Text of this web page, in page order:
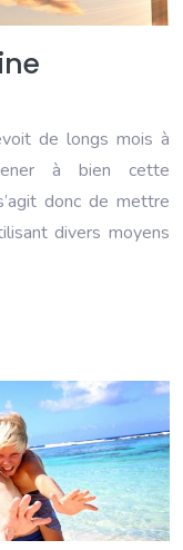
de longs mois à
à bien cette
donc de mettre
divers moyens